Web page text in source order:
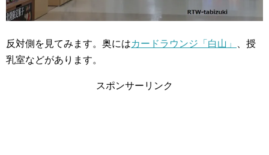
反対側を見てみます。奥にはカードラウンジ「白山」
、授
乳室などがあります。
スポンサーリンク